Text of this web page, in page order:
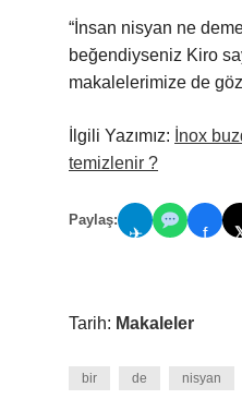
“İnsan nisyan ne
beğendiyseniz Kiro
makalelerimize de
İlgili Yazımız: İnox
temizlenir ?
Paylaş:
✈ f
Tarih: Makaleler
bir de nisyan